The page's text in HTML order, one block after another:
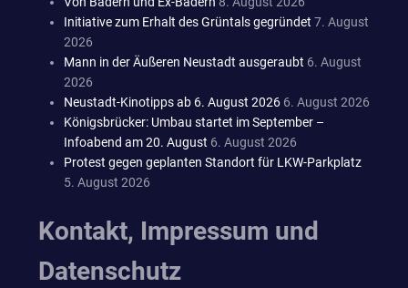
Initiative zum Erhalt des Grüntals gegründet 7. August
2026
Mann in der Äußeren Neustadt ausgeraubt 6. August
2026
Neustadt-Kinotipps ab 6. August 2026 6. August 2026
Königsbrücker: Umbau startet im September –
Infoabend am 20. August 6. August 2026
Protest gegen geplanten Standort für LKW-Parkplatz
5. August 2026
Kontakt, Impressum und
Datenschutz